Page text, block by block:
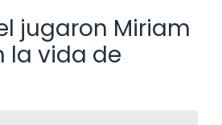
jugaron Miriam
la vida de